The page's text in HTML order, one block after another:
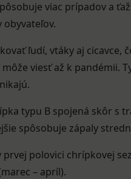
viac prípadov a
obyvateľov.
ľudí, vtáky aj cicavce,
viesť až k pandémii.
typu B spojená skôr s
spôsobuje zápaly
prvej polovici chrípkovej
– apríl).